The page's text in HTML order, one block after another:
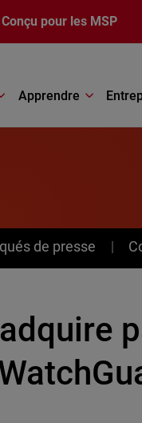
pour les MSP
Apprendre
de presse